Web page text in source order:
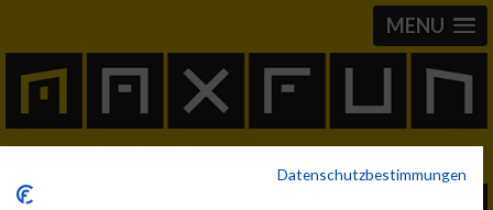
MENU
Datenschutzbestimmungen